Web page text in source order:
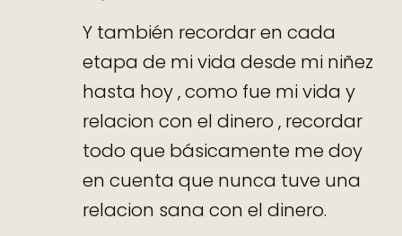
Y también recordar en cada
etapa de mi vida desde mi niñez
hasta hoy , como fue mi vida y
relacion con el dinero , recordar
todo que básicamente me doy
en cuenta que nunca tuve una
relacion sana con el dinero.